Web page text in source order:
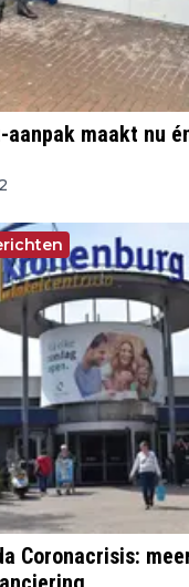
aanpak maakt nu
Coronacrisis: